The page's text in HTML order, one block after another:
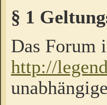
§ 1
Das Forum
http://